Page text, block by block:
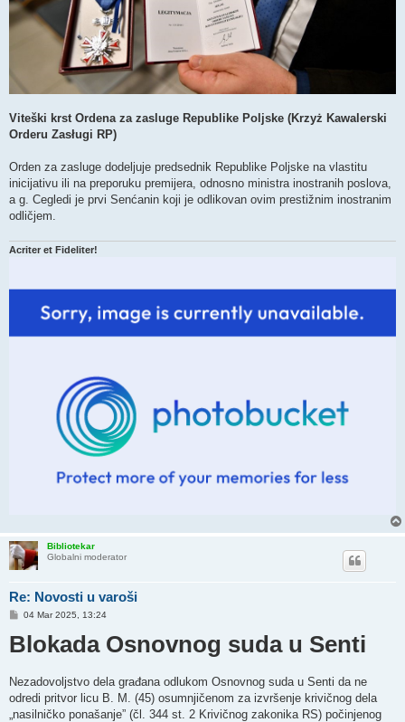
Viteški krst Ordena za zasluge Republike Poljske (Krzyż Kawalerski
Orderu Zasługi RP)
Orden za zasluge dodeljuje predsednik Republike Poljske na vlastitu
inicijativu ili na preporuku premijera, odnosno ministra inostranih poslova,
a g. Cegledi je prvi Senćanin koji je odlikovan ovim prestižnim inostranim
odličjem.
Acriter et Fideliter!
Bibliotekar
Globalni moderator
Re: Novosti u varoši
P
s
t
04 Mar 2025, 13:24
Blokada Osnovnog suda u Senti
Nezadovoljstvo dela građana odlukom Osnovnog suda u Senti da ne
odredi pritvor licu B. M. (45) osumnjičenom za izvršenje krivičnog dela
„nasilničko ponašanje” (čl. 344 st. 2 Krivičnog zakonika RS) počinjenog